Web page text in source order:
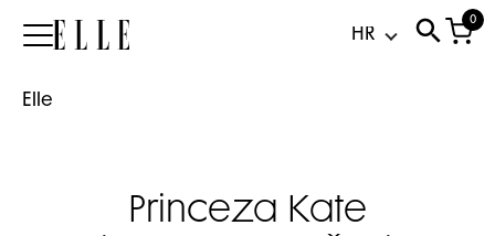
Elle
0
Elle
Princeza Kate